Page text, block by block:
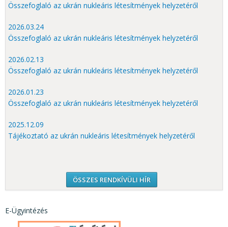
Összefoglaló az ukrán nukleáris létesítmények helyzetéről
2026.03.24
Összefoglaló az ukrán nukleáris létesítmények helyzetéről
2026.02.13
Összefoglaló az ukrán nukleáris létesítmények helyzetéről
2026.01.23
Összefoglaló az ukrán nukleáris létesítmények helyzetéről
2025.12.09
Tájékoztató az ukrán nukleáris létesítmények helyzetéről
ÖSSZES RENDKÍVÜLI HÍR
E-Ügyintézés